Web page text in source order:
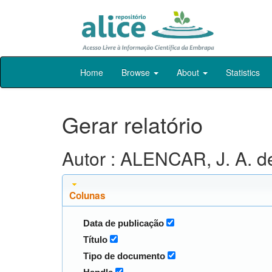
Skip
Home Browse About Statistics
Gerar relatório
Autor : ALENCAR, J. A.
Colunas
Data de publicação
Título
Tipo de documento